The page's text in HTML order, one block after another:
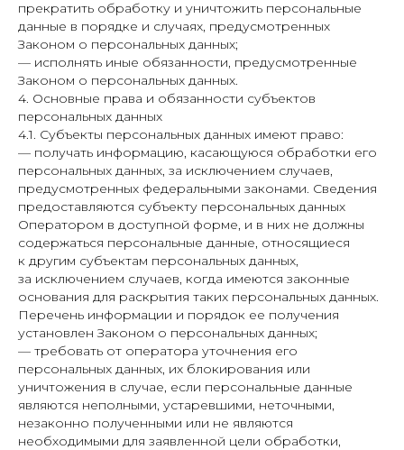
прекратить обработку и уничтожить персональные
данные в порядке и случаях, предусмотренных
Законом о персональных данных;
— исполнять иные обязанности, предусмотренные
Законом о персональных данных.
4. Основные права и обязанности субъектов
персональных данных
4.1. Субъекты персональных данных имеют право:
— получать информацию, касающуюся обработки его
персональных данных, за исключением случаев,
предусмотренных федеральными законами. Сведения
предоставляются субъекту персональных данных
Оператором в доступной форме, и в них не должны
содержаться персональные данные, относящиеся
к другим субъектам персональных данных,
за исключением случаев, когда имеются законные
основания для раскрытия таких персональных данных.
Перечень информации и порядок ее получения
установлен Законом о персональных данных;
— требовать от оператора уточнения его
персональных данных, их блокирования или
уничтожения в случае, если персональные данные
являются неполными, устаревшими, неточными,
незаконно полученными или не являются
необходимыми для заявленной цели обработки,